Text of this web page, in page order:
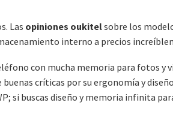
Las opiniones oukitelsobre los
interno a precios
con mucha memoria para fotos y
críticas por su ergonomía y
si buscas diseño y memoria infinita